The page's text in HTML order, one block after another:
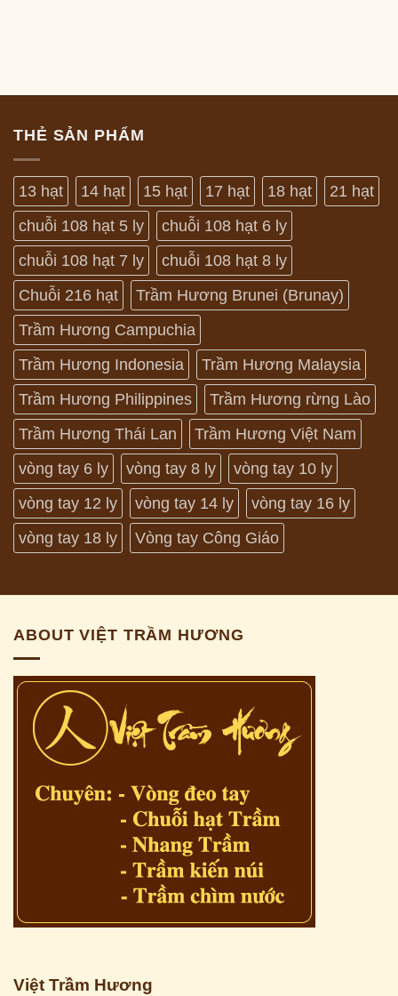
THẺ SẢN PHẨM
13 hạt 14 hạt 15 hạt 17 hạt 18 hạt
21 hạt
chuỗi 108 hạt 5 ly
chuỗi 108 hạt 6 ly
chuỗi 108 hạt 7 ly
chuỗi 108 hạt 8 ly
Chuỗi 216 hạt
Trầm Hương Brunei (Brunay)
Trầm Hương Campuchia
Trầm Hương Indonesia
Trầm Hương Malaysia
Trầm Hương Philippines
Trầm Hương rừng Lào
Trầm Hương Thái Lan
Trầm Hương Việt Nam
vòng tay 6 ly
vòng tay 8 ly
vòng tay 10 ly
vòng tay 12 ly
vòng tay 14 ly
vòng tay 16 ly
vòng tay 18 ly
Vòng tay Công Giáo
ABOUT VIỆT TRẦM HƯƠNG
Việt Trầm Hương